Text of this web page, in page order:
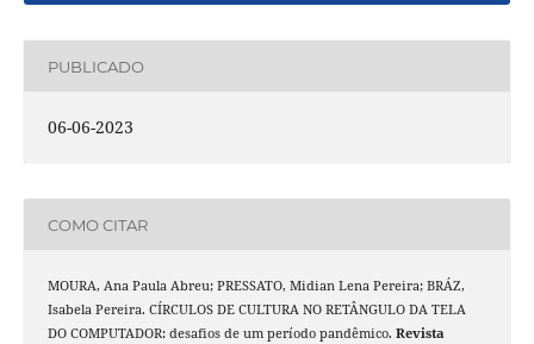
PUBLICADO
06-06-2023
COMO CITAR
MOURA, Ana Paula Abreu; PRESSATO, Midian Lena Pereira; BRÁZ,
Isabela Pereira. CÍRCULOS DE CULTURA NO RETÂNGULO DA TELA
DO COMPUTADOR: desafios de um período pandêmico. Revista